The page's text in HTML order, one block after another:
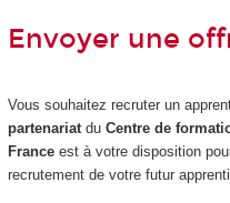
Envoyer une
Vous souhaitez recruter un
partenariatdu Centre de
Franceest à votre disposition
recrutement de votre futur